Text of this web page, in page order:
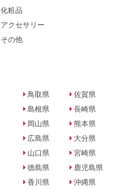
化粧品
アクセサリー
その他
鳥取県
島根県
岡山県
広島県
山口県
徳島県
香川県
佐賀県
長崎県
熊本県
大分県
宮崎県
鹿児島県
沖縄県